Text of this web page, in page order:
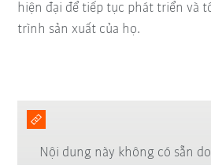
hiện đại để tiếp tục phát triển và
trình sản xuất của họ.
Nội dung này không có sẵn